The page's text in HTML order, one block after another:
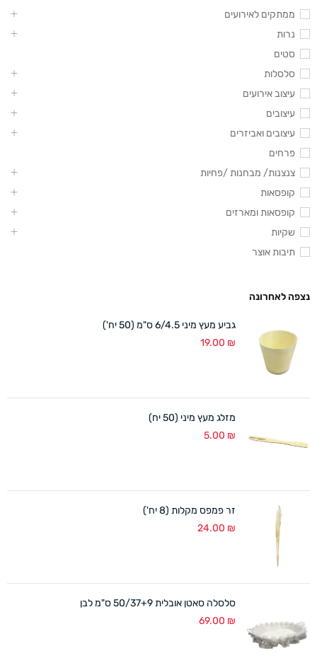
ממתקים לאירועים
נרות
סטים
סלסלות
עיצוב אירועים
עיצובים
עיצובים ואביזרים
פרחים
צנצנות/ מבחנות /פחיות
קופסאות
קופסאות ומארזים
שקיות
תיבות אוצר
נצפה לאחרונה
גביע מעץ מיני 6/4.5 ס"מ (50 יח')
19.00 ₪
מזלג מעץ מיני (50 יח)
5.00 ₪
זר פמפס מקלות (8 יח')
24.00 ₪
סלסלה סאטן אובלית 50/37+9 ס"מ לבן
69.00 ₪